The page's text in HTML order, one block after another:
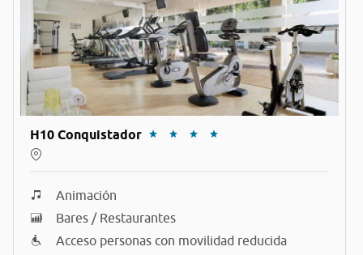
H10 Conquistador
Animación
Bares / Restaurantes
Acceso personas con movilidad reducida